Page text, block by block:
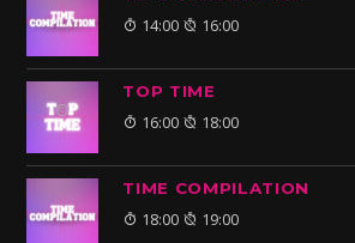
14:00 16:00
TOP TIME
16:00 18:00
TIME COMPILATION
18:00 19:00